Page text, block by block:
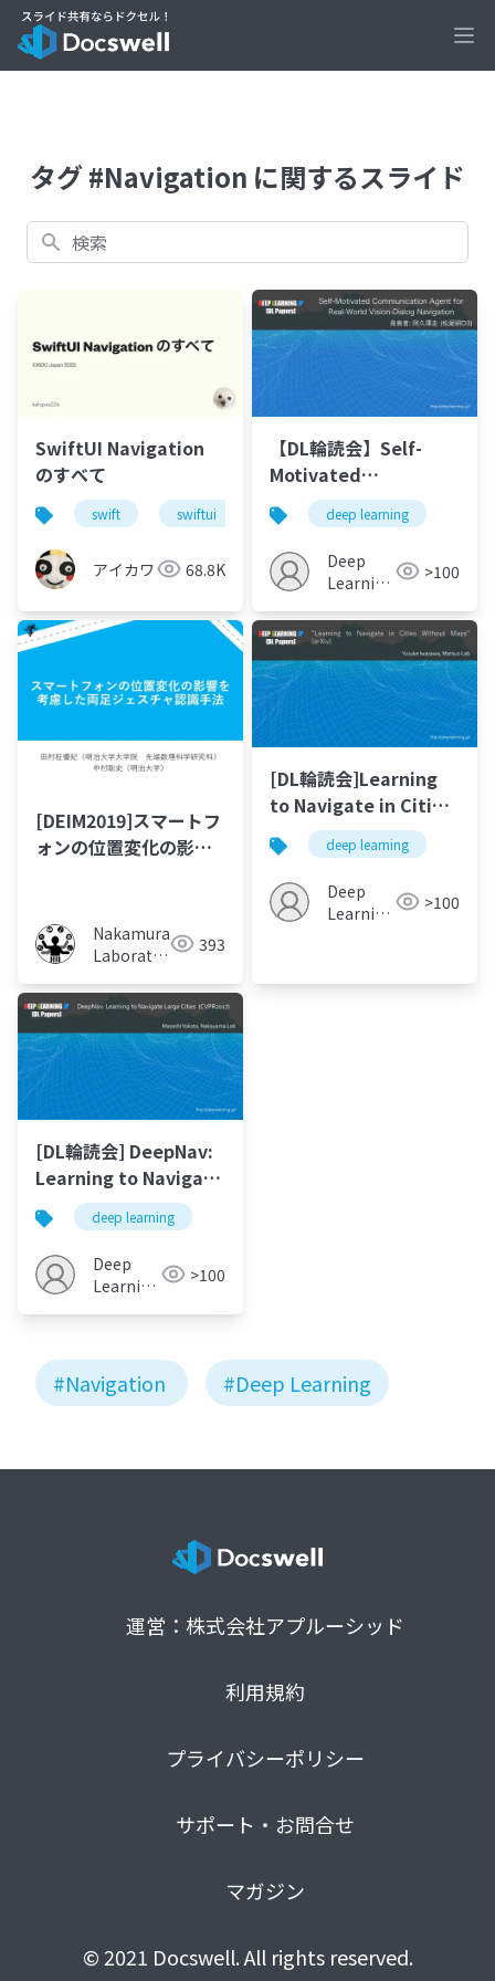
タグ #Navigation に関するスライド
検索
SwiftUI Navigation
のすべて
swift swiftui swiftui-navigation
アイカワ 68.8K
【DL輪読会】Self-
Motivated
Communication
Agent for Real-World
Vision-Dialog
Navigation
deep learning
Deep
Learning
>100
[DEIM2019]スマートフ
ォンの位置変化の影響
Nakamura
Laboratory
University)
393
[DL輪読会]Learning
to Navigate in Cities
Without a Map
deep learning
Deep
Learning
>100
[DL輪読会] DeepNav:
Learning to Navigate
Large Cities
deep learning
Deep
Learning
>100
#Navigation #Deep Learning
運営：株式会社アプルーシッド
利用規約
プライバシーポリシー
サポート・お問合せ
マガジン
© 2021 Docswell. All rights reserved.